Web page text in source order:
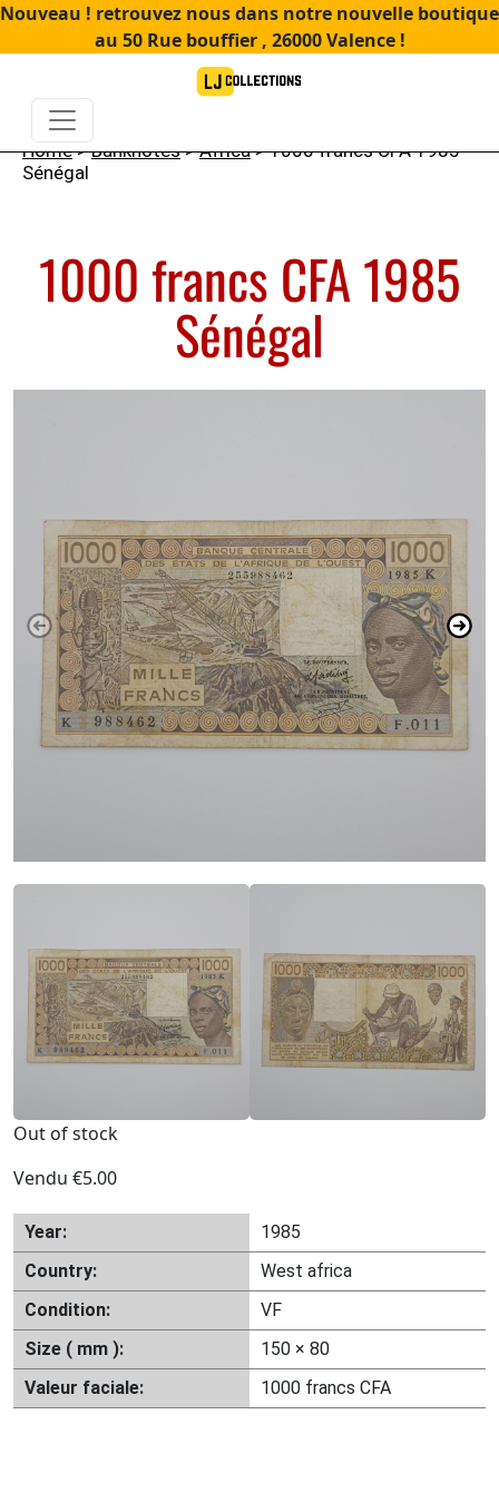
Nouveau ! retrouvez nous dans notre nouvelle boutique
au 50 Rue bouffier , 26000 Valence !
Home>Banknotes>Africa> 1000 francs CFA 1985
Sénégal
1000 francs CFA 1985
Sénégal
Out of stock
Vendu €5.00
Year:
1985
Country:
West africa
Condition:
VF
Size ( mm ):
150 × 80
Valeur faciale:
1000 francs CFA